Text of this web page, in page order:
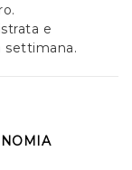
e
settimana.